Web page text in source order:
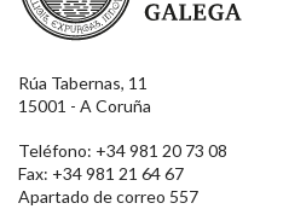
Rúa Tabernas, 11
15001 - A Coruña
Teléfono: +34 981 20 73 08
Fax: +34 981 21 64 67
Apartado de correo 557